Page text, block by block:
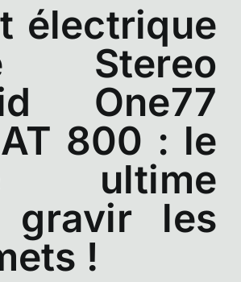
électrique
Stereo
One77
800 : le
ultime
gravir les
!